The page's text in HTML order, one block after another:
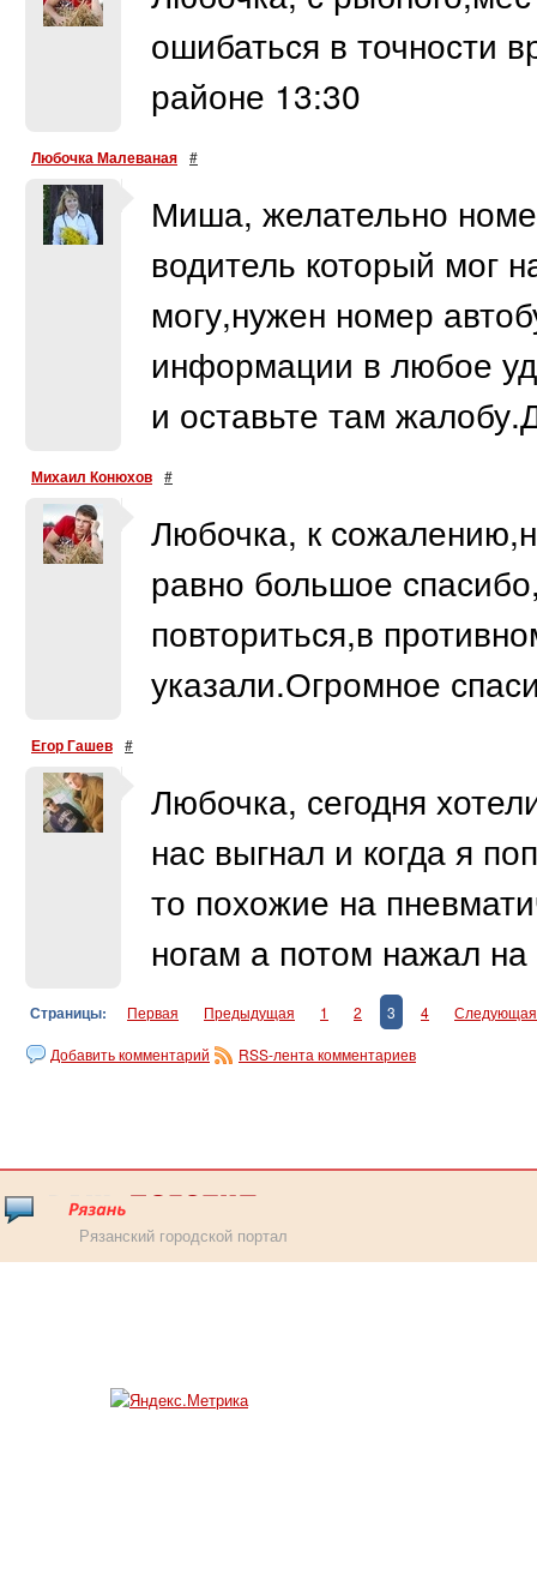
ошибаться в точности
районе 13:30
Любочка Малеваная #
Миша, желательно
водитель который мог
могу,нужен номер
информации в любое
и оставьте там
Михаил Конюхов #
Любочка, к
равно большое
повториться,в
указали.Огромное
Егор Гашев #
Любочка, сегодня
нас выгнал и когда я
то похожие на
ногам а потом нажал на
Страницы: Первая Предыдущая 1 2 3 4 Следующая
Добавить комментарий RSS-лента комментариев
Рязанский городской портал